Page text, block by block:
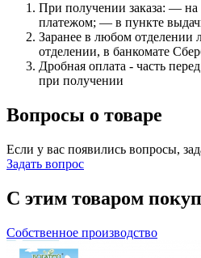
При получении заказа: —
платежом; — в пункте
Заранее в любом отделении
отделении, в банкомате
Дробная оплата - часть
при получении
Вопросы о товаре
Если у вас появились вопросы,
Задать вопрос
С этим товаром
Собственное производство